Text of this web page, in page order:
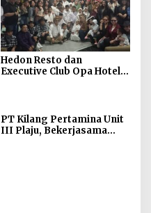
Hedon Resto dan
Executive Club Opa Hotel
PT Kilang Pertamina Unit
III Plaju, Bekerjasama